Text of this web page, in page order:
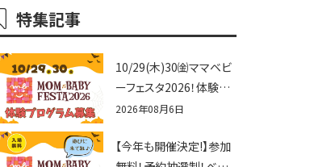
特集記事
10/29(木)30㈮ママベビ
ーフェスタ2026！体験プ
ログラム募集♪赤ちゃん
せんか？
2026年08月6日
【今年も開催決定!】参加